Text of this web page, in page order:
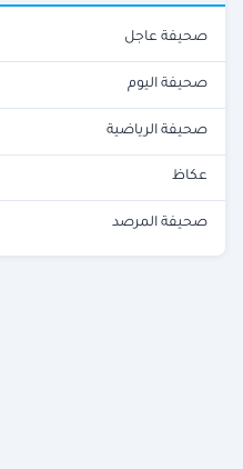
صحيفة عاجل
صحيفة اليوم
صحيفة الرياضية
عكاظ
صحيفة المرصد